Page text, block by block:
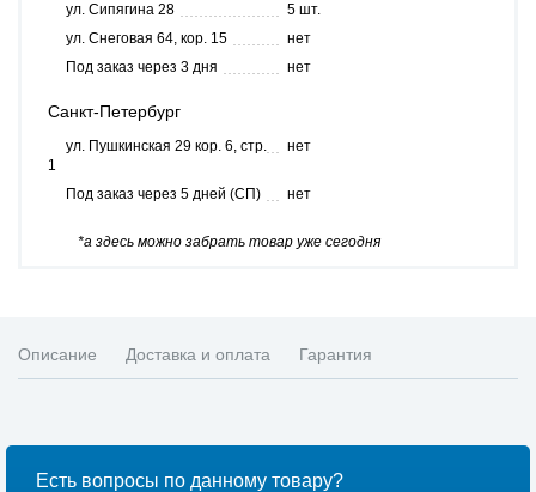
ул. Сипягина 28
5 шт.
ул. Снеговая 64, кор. 15
нет
Под заказ через 3 дня
нет
Санкт-Петербург
ул. Пушкинская 29 кор. 6, стр.
1
нет
Под заказ через 5 дней (СП) нет
*а здесь можно забрать товар уже сегодня
Описание Доставка и оплата Гарантия
Есть вопросы по данному товару?